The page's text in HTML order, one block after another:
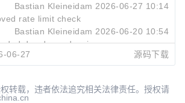
Bastian Kleineidam 2026-06-27 10:14
rate limit check
Bastian Kleineidam 2026-06-20 10:54
dev dependencies
Bastian Kleineidam
2026-06-20 10:53
06-27 源码下载
转载，违者依法追究相关法律责任。授权请